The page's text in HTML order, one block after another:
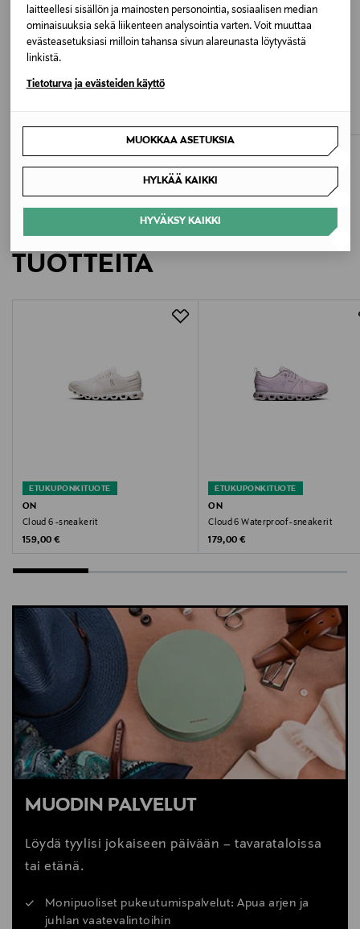
laitteellesi sisällön ja mainosten personointia, sosiaalisen median
ominaisuuksia sekä liikenteen analysointia varten. Voit muuttaa
evästeasetuksiasi milloin tahansa sivun alareunasta löytyvästä
linkistä.
Tietoturva ja evästeiden käyttö
MUOKKAA ASETUKSIA
HYLKÄÄ KAIKKI
HYVÄKSY KAIKKI
Valmistusmaa
Vietnam
Pfingstweidstrasse 106, 8005 Zürich, Switzerland
Digitaalinen osoite
vedenpitävät,On
ON
LISÄÄ KIINNOSTAVIA
TUOTTEITA
ETUKUPONKITUOTE
ON
Cloud 6 -sneakerit
Original Price
159,00 €
ETUKUPONKITUOTE
ON
Cloud 6 Waterproof -sneakerit
Original Price
179,00 €
MUODIN PALVELUT
Löydä tyylisi jokaiseen päivään – tavarataloissa
tai etänä.
Monipuoliset pukeutumispalvelut: Apua arjen ja
juhlan vaatevalintoihin